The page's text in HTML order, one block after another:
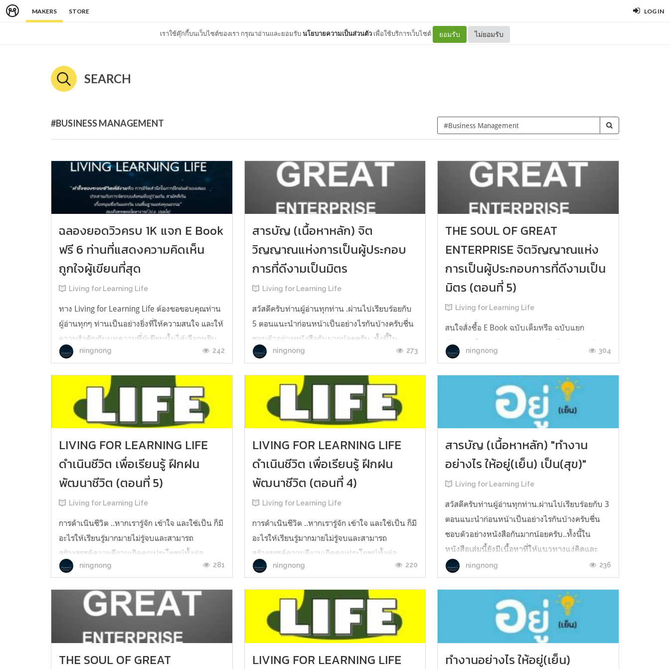
MAKERS STORE LOG IN
เราใช้คุ๊กกี้บนเว็บไซต์ของเรา กรุณาอ่านและยอมรับนโยบายความเป็นส่วนตัว เพื่อใช้บริการเว็บไซต์ ยอมรับ ไม่ยอมรับ
SEARCH
#BUSINESS MANAGEMENT
ฉลองยอดวิวครบ 1K แจก E Book
ฟรี 6 ท่านที่แสดงความคิดเห็น
ถูกใจผู้เขียนที่สุด
Living for Learning Life
ทาง Living for Learning Life ต้องขอขอบคุณท่าน
ผู้อ่านทุกๆ ท่านเป็นอย่างยิ่งที่ให้ความสนใจ และให้
ความสำคัญกับบทความที่ผู้เขียนนั้นได้เลือกหยิบ
มานำเสนอทุกท่านทาง Minimore..ทั้งนี้ หลังจาก
พอดีครับและมียอดวิวการเข้าอ่านรวมกันทุกโพสต์
ได้ 1K แล้วจากทั้งหมด 15 ...
ningnong 242
สารบัญ (เนื้อหาหลัก) จิต
วิญญาณแห่งการเป็นผู้ประกอบ
การที่ดีงามเป็นมิตร
Living for Learning Life
สวัสดีครับท่านผู้อ่านทุกท่าน .ผ่านไปเรียบร้อยกับ
5 ตอนแนะนำก่อนหน้าเป็นอย่างไรกันบ้างครับชื่น
ชอบตัวอย่างหนังสือกันมากน้อยครับ..ทั้งนี้ใน
หนังสือเล่มนี้ยังมีเนื้อหาที่ให้แนวทางแง่คิดและ
ธุรกิจบริหารจัดการองค์กรบริหารจัดการการทำงาน
สร้างสรรค์จิตวิญญาณความเป็นผู้...
ningnong 273
THE SOUL OF GREAT
ENTERPRISE จิตวิญญาณแห่ง
การเป็นผู้ประกอบการที่ดีงามเป็น
มิตร (ตอนที่ 5)
Living for Learning Life
สนใจสั่งซื้อ E Book ฉบับเต็มหรือ ฉบับแยก
Chapter โปรดแจ้งมาทางข้อความได้เลยนะครับ..
ติดตามสาระดีๆ​ ได้จากเพจนี้​ FB Living Learning
Lifeตลอดจน​ สื่อสาระดีๆ​ ทั้งหนังสือ​แต่งเอง​ E​ Book​
และรูปเล่ม บทความสั้น​ หลักสูตรอบรมตลอดจน
แนวทางและวิธีการพัฒนาชีวิตตนเองและ
สร้างสรรค์สังคมให้ดีงามและเป็นมิตร​ .ข...
ningnong 304
LIVING FOR LEARNING LIFE
ดำเนินชีวิต เพื่อเรียนรู้ ฝึกฝน
พัฒนาชีวิต (ตอนที่ 5)
Living for Learning Life
การดำเนินชีวิต​ ..หากเรารู้จัก​ เข้าใจ​ และใช้เป็น ก็มี
อะไรให้เรียนรู้มากมายไม่รู้จบ​และสามารถ
สร้างสรรค์ความดีงามเกิดคุณประโยชน์ทั้งต่อ
ตนเอง​ ผู้อื่น​ แลสังคมอีกด้วยยังผลทั้งปัจจุบันสืบ
เพื่อเรียนรู้​ ฝึก​ฝน​พัฒนาชีวิตจองมนุษย์นั่นเอง สน
ใจสั่งซื้...
ningnong 281
LIVING FOR LEARNING LIFE
ดำเนินชีวิต เพื่อเรียนรู้ ฝึกฝน
พัฒนาชีวิต (ตอนที่ 4)
Living for Learning Life
การดำเนินชีวิต​ ..หากเรารู้จัก​ เข้าใจ​ และใช้เป็น ก็มี
อะไรให้เรียนรู้มากมายไม่รู้จบ​และสามารถ
สร้างสรรค์ความดีงามเกิดคุณประโยชน์ทั้งต่อ
ตนเอง​ ผู้อื่น​ แลสังคมอีกด้วยยังผลทั้งปัจจุบันสืบ
เพื่อเรียนรู้​ ฝึก​ฝน​พัฒนาชีวิตจองมนุษย์นั่นเอง สน
ใจสั่งซื้...
ningnong 220
สารบัญ (เนื้อหาหลัก) "ทำงาน
อย่างไร ให้อยู่(เย็น) เป็น(สุข)"
Living for Learning Life
สวัสดีครับท่านผู้อ่านทุกท่าน.ผ่านไปเรียบร้อยกับ 3
ตอนแนะนำก่อนหน้าเป็นอย่างไรกันบ้างครับชื่น
ชอบตัวอย่างหนังสือกันมากน้อยครับ..ทั้งนี้ใน
หนังสือเล่มนี้ยังมีเนื้อหาที่ให้แนวทางแง่คิดและ
แนวการปฏิบัติจริงเพื่อให้ใช้ชีวิตการทำงานได้
อย่างมีความสุขสุขทั้งคนทำสุขทั้งคนใกล้ตัว
ครับ..เนื้อหาในโพสต์ จะกล่าวถึง ส...
ningnong 236
THE SOUL OF GREAT
LIVING FOR LEARNING LIFE
ทำงานอย่างไร ให้อยู่(เย็น)